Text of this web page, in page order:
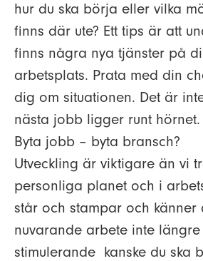
hur du ska börja eller vilka
finns där ute? Ett tips är att
finns några nya tjänster på
arbetsplats. Prata med din
dig om situationen. Det är
nästa jobb ligger runt hörnet.
Byta jobb – byta bransch?
Utveckling är viktigare än vi
personliga planet och i
står och stampar och känner
nuvarande arbete inte
stimulerande kanske du ska